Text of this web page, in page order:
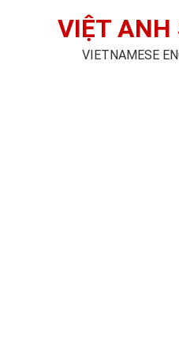
VIỆT ANH
VIETNAMESE